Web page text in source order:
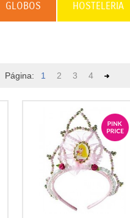
GLOBOS HOSTELERIA
Página: 1 2 3 4